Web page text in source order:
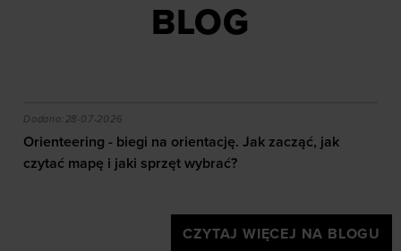
BLOG
mapę i jaki sprzęt wybrać?
Jak zbudować łydki i wzmocnić nogi? Kompletny
Dodano:03-07-2026
Jak zbudować łydki i wzmocnić nogi? Kompletny
przewodnik po treningu w domu i na siłowni
CZYTAJ WIĘCEJ NA BLOGU